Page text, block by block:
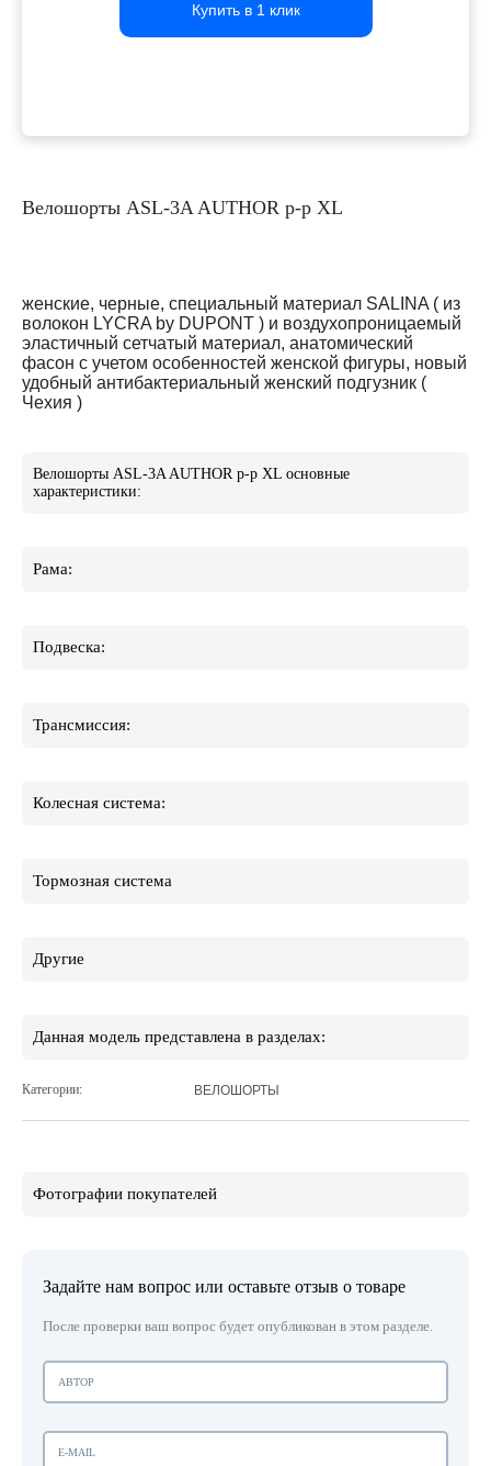
Купить в 1 клик
Купить в 1 клик
Купить в 1 клик
Велошорты ASL-3A AUTHOR р-р XL
женские, черные, специальный материал SALINA ( из
волокон LYCRA by DUPONT ) и воздухопроницаемый
эластичный сетчатый материал, анатомический
фасон с учетом особенностей женской фигуры, новый
удобный антибактериальный женский подгузник (
Чехия )
Велошорты ASL-3A AUTHOR р-р XL основные
характеристики:
Рама:
Подвеска:
Трансмиссия:
Колесная система:
Тормозная система
Другие
Данная модель представлена в разделах:
Категории: ВЕЛОШОРТЫ
Фотографии покупателей
Задайте нам вопрос или оставьте отзыв о товаре
После проверки ваш вопрос будет опубликован в этом разделе.